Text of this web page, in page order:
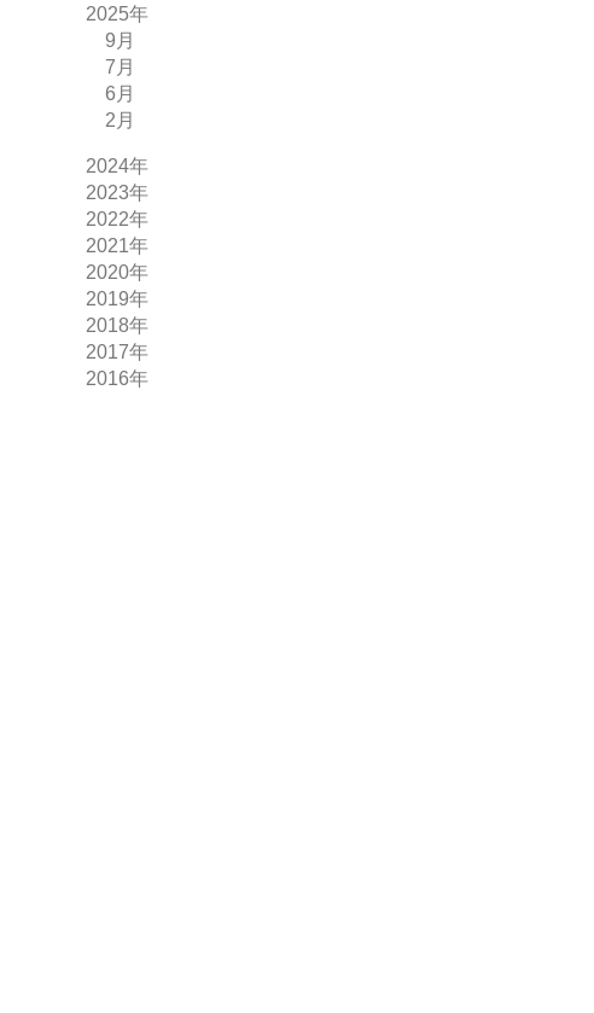
2025年
9月
7月
6月
2月
2024年
2023年
2022年
2021年
2020年
2019年
2018年
2017年
2016年